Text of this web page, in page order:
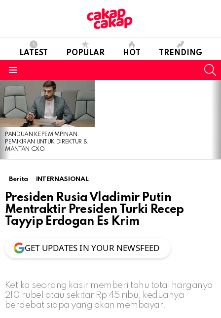
LATEST POPULAR HOT TRENDING
LATEST
STORIES
PANDUAN KEPEMIMPINAN
PEMIKIRAN UNTUK DIREKTUR &
MANTAN CXO
Berita INTERNASIONAL
Presiden Rusia Vladimir Putin
Mentraktir Presiden Turki Recep
Tayyip Erdogan Es Krim
GET UPDATES IN YOUR NEWSFEED
Ketika seorang kasir memberi tahu total harganya
210 rubel atau sekitar Rp 45 ribu, keduanya
berdebat siapa yang akan membayar.